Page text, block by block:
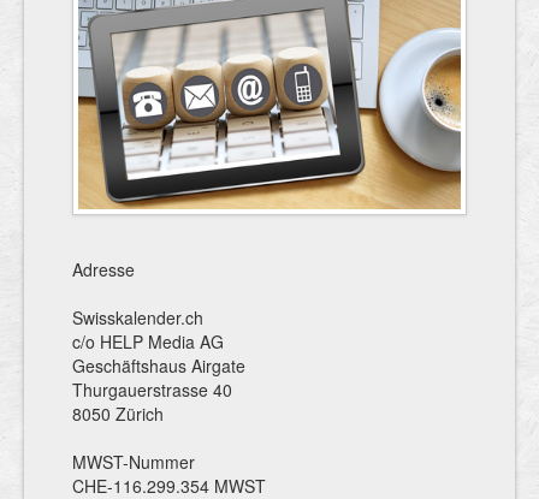
Adresse
Swisskalender.ch
c/o HELP Media AG
Geschäftshaus Airgate
Thurgauerstrasse 40
8050 Zürich
MWST-Nummer
CHE-116.299.354 MWST